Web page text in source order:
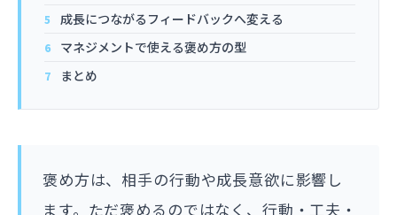
成長につながるフィードバックへ変える
マネジメントで使える褒め方の型
まとめ
褒め方は、相手の行動や成長意欲に影響し
ます。ただ褒めるのではなく、行動・工夫・